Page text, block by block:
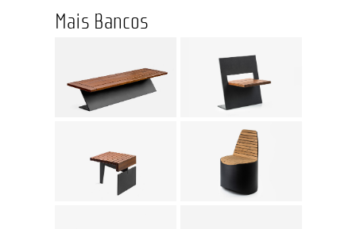
Mais Bancos